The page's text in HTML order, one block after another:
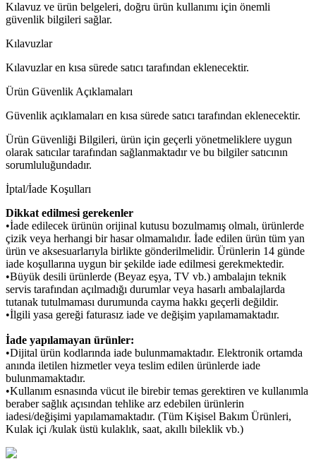
Kılavuz ve ürün belgeleri, doğru ürün kullanımı için önemli
güvenlik bilgileri sağlar.
Kılavuzlar
Kılavuzlar en kısa sürede satıcı tarafından eklenecektir.
Ürün Güvenlik Açıklamaları
Güvenlik açıklamaları en kısa sürede satıcı tarafından eklenecektir.
Ürün Güvenliği Bilgileri, ürün için geçerli yönetmeliklere uygun
olarak satıcılar tarafından sağlanmaktadır ve bu bilgiler satıcının
sorumluluğundadır.
İptal/İade Koşulları
Dikkat edilmesi gerekenler
•İade edilecek ürünün orijinal kutusu bozulmamış olmalı, ürünlerde
çizik veya herhangi bir hasar olmamalıdır. İade edilen ürün tüm yan
ürün ve aksesuarlarıyla birlikte gönderilmelidir. Ürünlerin 14 günde
iade koşullarına uygun bir şekilde iade edilmesi gerekmektedir.
•Büyük desili ürünlerde (Beyaz eşya, TV vb.) ambalajın teknik
servis tarafından açılmadığı durumlar veya hasarlı ambalajlarda
tutanak tutulmaması durumunda cayma hakkı geçerli değildir.
•İlgili yasa gereği faturasız iade ve değişim yapılamamaktadır.
İade yapılamayan ürünler:
•Dijital ürün kodlarında iade bulunmamaktadır. Elektronik ortamda
anında iletilen hizmetler veya teslim edilen ürünlerde iade
bulunmamaktadır.
•Kullanım esnasında vücut ile birebir temas gerektiren ve kullanımla
beraber sağlık açısından tehlike arz edebilen ürünlerin
iadesi/değişimi yapılamamaktadır. (Tüm Kişisel Bakım Ürünleri,
Kulak içi /kulak üstü kulaklık, saat, akıllı bileklik vb.)